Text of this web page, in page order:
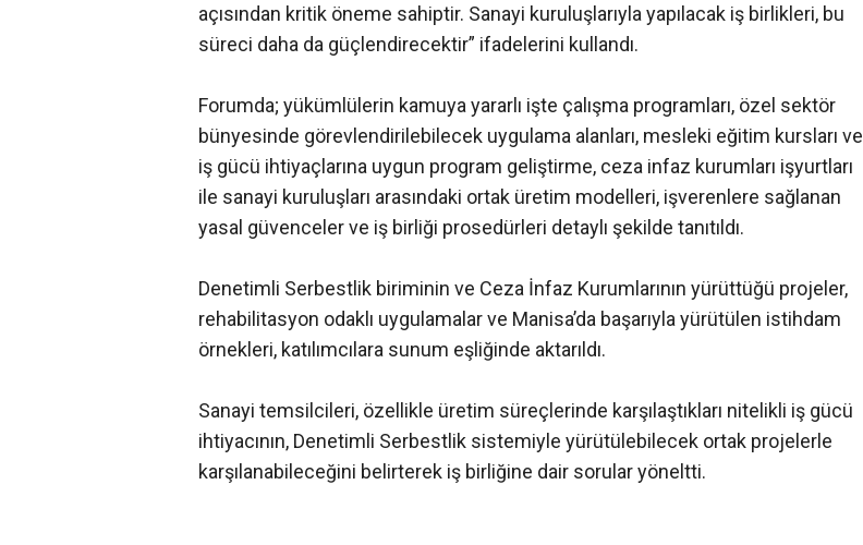
açısından kritik öneme sahiptir. Sanayi kuruluşlarıyla yapılacak iş birlikleri, bu
süreci daha da güçlendirecektir” ifadelerini kullandı.
Forumda; yükümlülerin kamuya yararlı işte çalışma programları, özel sektör
bünyesinde görevlendirilebilecek uygulama alanları, mesleki eğitim kursları ve
iş gücü ihtiyaçlarına uygun program geliştirme, ceza infaz kurumları işyurtları
ile sanayi kuruluşları arasındaki ortak üretim modelleri, işverenlere sağlanan
yasal güvenceler ve iş birliği prosedürleri detaylı şekilde tanıtıldı.
Denetimli Serbestlik biriminin ve Ceza İnfaz Kurumlarının yürüttüğü projeler,
rehabilitasyon odaklı uygulamalar ve Manisa’da başarıyla yürütülen istihdam
örnekleri, katılımcılara sunum eşliğinde aktarıldı.
Sanayi temsilcileri, özellikle üretim süreçlerinde karşılaştıkları nitelikli iş gücü
ihtiyacının, Denetimli Serbestlik sistemiyle yürütülebilecek ortak projelerle
karşılanabileceğini belirterek iş birliğine dair sorular yöneltti.